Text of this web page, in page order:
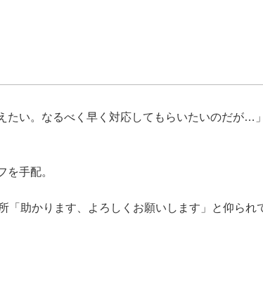
たい。なるべく早く対応してもらいたいのだが…
を手配。
「助かります、よろしくお願いします」と仰られ